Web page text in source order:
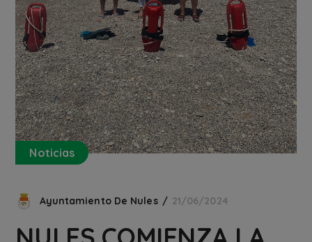
Noticias
Ayuntamiento De Nules 21/06/2024